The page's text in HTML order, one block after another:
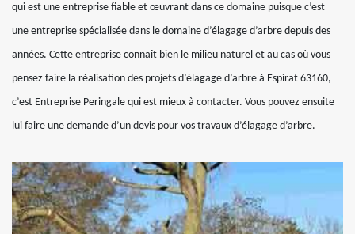
qui est une entreprise fiable et œuvrant dans ce domaine puisque c’est
une entreprise spécialisée dans le domaine d’élagage d’arbre depuis des
années. Cette entreprise connaît bien le milieu naturel et au cas où vous
pensez faire la réalisation des projets d’élagage d’arbre à Espirat 63160,
c’est Entreprise Peringale qui est mieux à contacter. Vous pouvez ensuite
lui faire une demande d’un devis pour vos travaux d’élagage d’arbre.